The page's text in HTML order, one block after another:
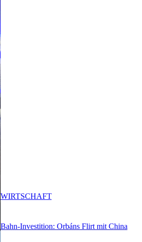
Bahn-Investition: Orbáns Flirt mit China
WIRTSCHAFT